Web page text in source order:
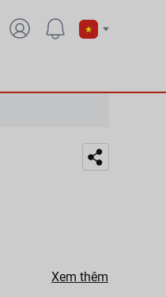
Xem thêm